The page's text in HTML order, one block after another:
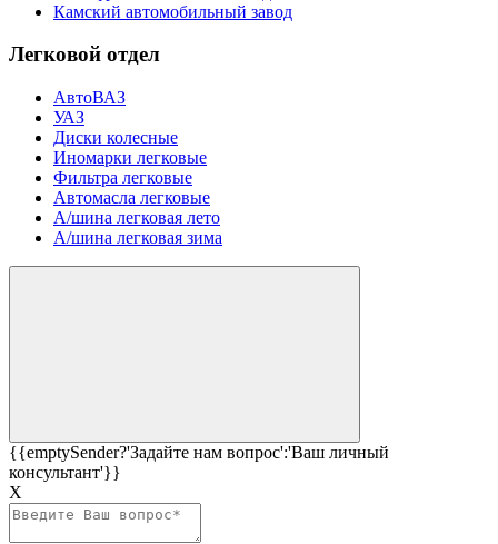
Камский автомобильный завод
Легковой отдел
АвтоВАЗ
УАЗ
Диски колесные
Иномарки легковые
Фильтра легковые
Автомасла легковые
А/шина легковая лето
А/шина легковая зима
{{emptySender?'Задайте нам вопрос':'Ваш личный
консультант'}}
Х